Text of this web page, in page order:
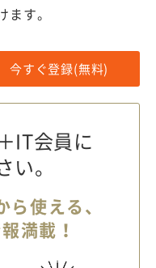
す。
今すぐ登録(無料)
IT会員に
い。
使える、
満載！